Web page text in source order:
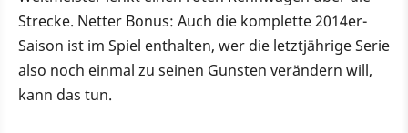
Strecke. Netter Bonus: Auch die komplette 2014er-
Saison ist im Spiel enthalten, wer die letztjährige Serie
also noch einmal zu seinen Gunsten verändern will,
kann das tun.